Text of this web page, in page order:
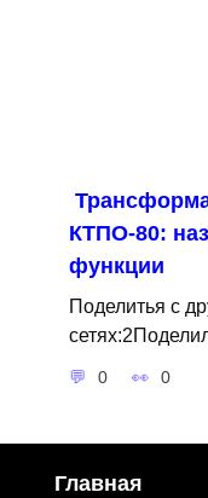
КТПО-80:
функции
Поделитья с
0 0
Главная